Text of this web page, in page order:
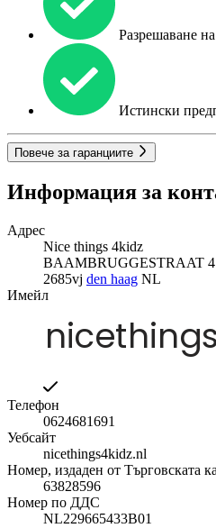
Разрешаване
Истински
Повече за гаранциите
Информация за
Адрес
Nice things 4kidz
BAAMBRUGGESTRAAT
2685vj den haag NL
Имейл
Телефон
0624681691
Уебсайт
nicethings4kidz.nl
Номер, издаден от Търговската
63828596
Номер по ДДС
NL229665433B01